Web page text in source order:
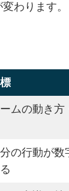
わります。
ムの動き方
の行動が